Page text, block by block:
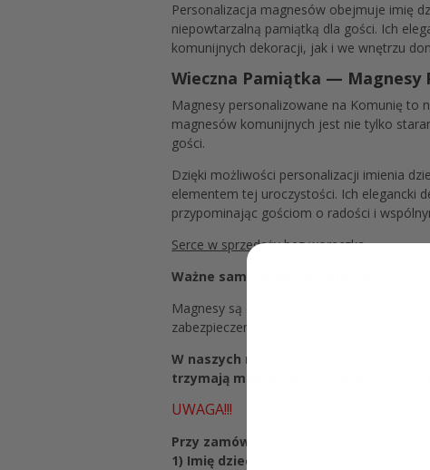
Personalizacja magnesów obejmuje imię
niepowtarzalną pamiątką dla gości. Ich
komunijnych dekoracji, jak i we wnętrzu
Wieczna Pamiątka — Magnesy
Magnesy personalizowane na Komunię to
magnesów komunijnych jest nie tylko
gości.
Dzięki możliwości personalizacji imienia
elementem tej uroczystości. Ich elegancki
przypominając gościom o radości i
Serce w sprzedaży bez woreczka
Ważne samodzielny montaż magnesu:
Magnesy są dostarczane w zestawie do
zabezpieczenia na wypadek słabszej
W naszych magnesach znajdują się
trzymają magnes na lodówce, będąc
UWAGA!!!
Przy zamówieniu prosimy o podanie
1) Imię dziecka: